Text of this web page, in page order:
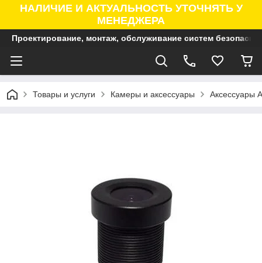
НАЛИЧИЕ И АКТУАЛЬНОСТЬ УТОЧНЯТЬ У
МЕНЕДЖЕРА
Проектирование, монтаж, обслуживание систем
Товары и услуги Камеры и аксессуары Аксессуары